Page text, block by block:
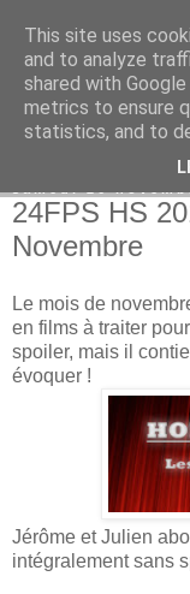
Bepod
24FPS HS
Novembre
Le mois de
en films à traiter
spoiler, mais il
évoquer !
Jérôme et Julien
intégralement sans
This site uses
and to analyze
shared with
metrics to ensure
statistics, and to